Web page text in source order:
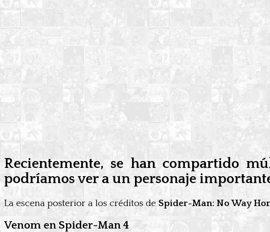
Recientemente, se han compartido
podríamos ver a un personaje
La escena posterior a los créditos deSpider-Man: No Way
Venom en Spider-Man 4